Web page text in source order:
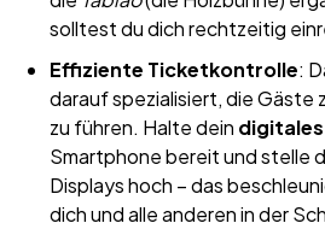
solltest du dich rechtzeitig
Effiziente Ticketkontrolle:
darauf spezialisiert, die Gäste
zu führen. Halte dein
Smartphone bereit und stelle
Displays hoch – das
dich und alle anderen in der